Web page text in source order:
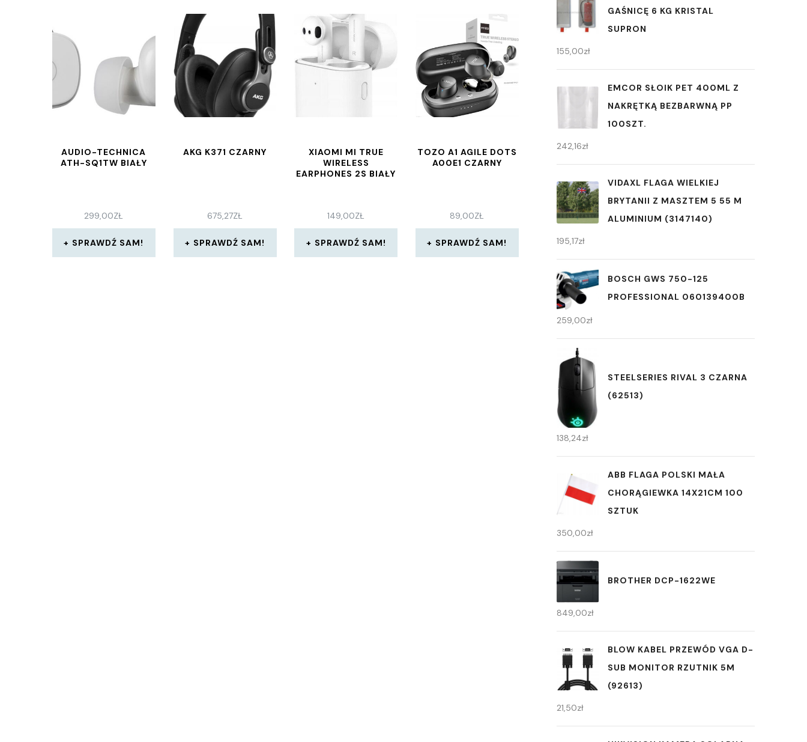
AUDIO-TECHNICA
ATH-SQ1TW BIAŁY
299,00ZŁ
SPRAWDŹ SAM!
AKG K371 CZARNY
675,27ZŁ
SPRAWDŹ SAM!
XIAOMI MI TRUE
WIRELESS
EARPHONES 2S BIAŁY
149,00ZŁ
SPRAWDŹ SAM!
TOZO A1 AGILE DOTS
A00E1 CZARNY
89,00ZŁ
SPRAWDŹ SAM!
GAŚNICĘ 6 KG KRISTAL
SUPRON
155,00zł
EMCOR SŁOIK PET 400ML Z
NAKRĘTKĄ BEZBARWNĄ PP
100SZT.
242,16zł
VIDAXL FLAGA WIELKIEJ
BRYTANII Z MASZTEM 5 55 M
ALUMINIUM (3147140)
195,17zł
BOSCH GWS 750-125
PROFESSIONAL 060139400B
259,00zł
STEELSERIES RIVAL 3 CZARNA
(62513)
138,24zł
ABB FLAGA POLSKI MAŁA
CHORĄGIEWKA 14X21CM 100
SZTUK
350,00zł
BROTHER DCP-1622WE
849,00zł
BLOW KABEL PRZEWÓD VGA D-
SUB MONITOR RZUTNIK 5M
(92613)
21,50zł